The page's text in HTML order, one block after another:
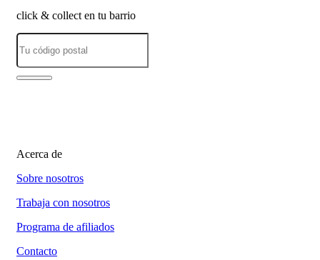
click & collect en tu barrio
Acerca de
Sobre nosotros
Trabaja con nosotros
Programa de afiliados
Contacto